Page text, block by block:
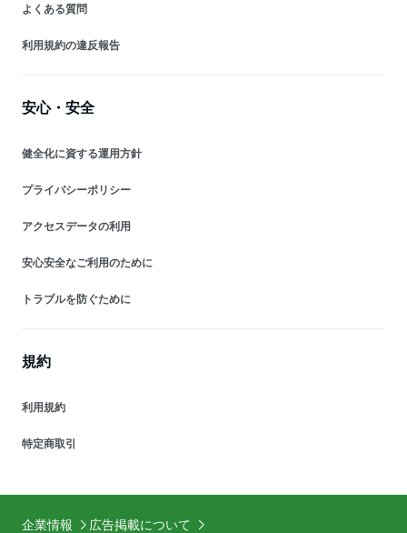
よくある質問
利用規約の違反報告
安心・安全
健全化に資する運用方針
プライバシーポリシー
アクセスデータの利用
安心安全なご利用のために
トラブルを防ぐために
規約
利用規約
特定商取引
企業情報 広告掲載について